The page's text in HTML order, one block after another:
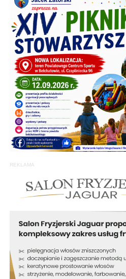
REKLAMA